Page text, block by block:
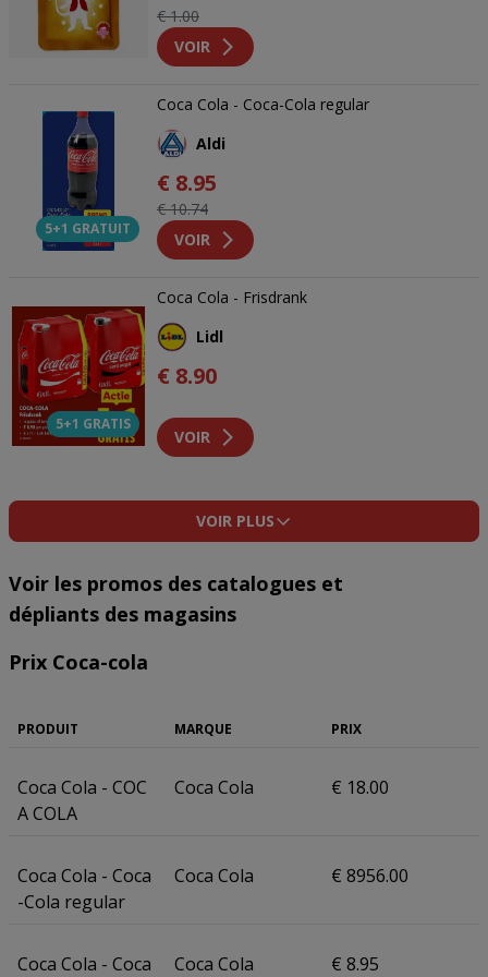
€ 1.00
VOIR
5+1 GRATUIT
Coca Cola - Coca-Cola regular
Aldi
€ 8.95
€ 10.74
VOIR
5+1 GRATIS
Coca Cola - Frisdrank
Lidl
€ 8.90
VOIR
VOIR PLUS
Voir les promos des catalogues et
dépliants des magasins
Prix Coca-cola
PRODUIT MARQUE PRIX
Coca Cola - COC
A COLA
Coca Cola € 18.00
Coca Cola - Coca
-Cola regular
Coca Cola € 8956.00
Coca Cola - Coca Coca Cola € 8.95